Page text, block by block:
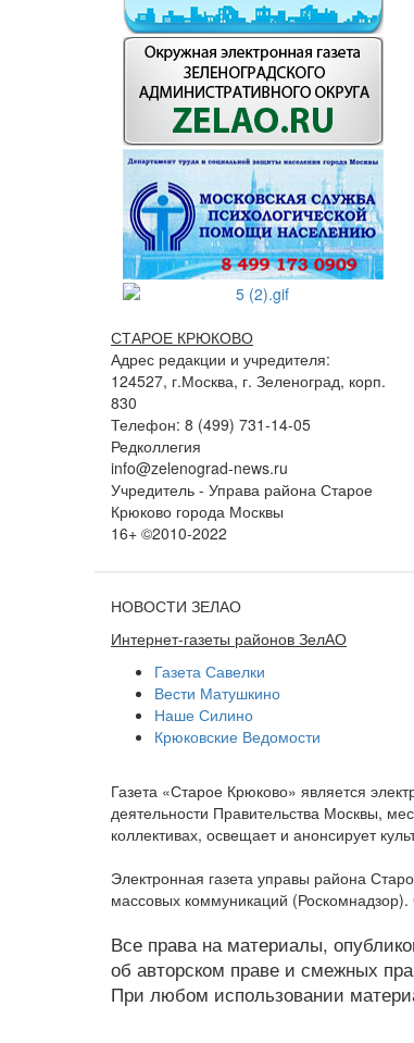
СТАРОЕ КРЮКОВО
Адрес редакции и учредителя:
124527, г.Москва, г. Зеленоград, корп.
830
Телефон: 8 (499) 731-14-05
Редколлегия
info@zelenograd-news.ru
Учредитель - Управа района Старое
Крюково города Москвы
16+ ©2010-2022
НОВОСТИ ЗЕЛАО
Интернет-газеты районов ЗелАО
Газета Савелки
Вести Матушкино
Наше Силино
Крюковские Ведомости
Газета «Старое Крюково» является
деятельности Правительства Москвы,
коллективах, освещает и анонсирует
Электронная газета управы района
массовых коммуникаций
Все права на материалы,
об авторском праве и смежных
При любом использовании